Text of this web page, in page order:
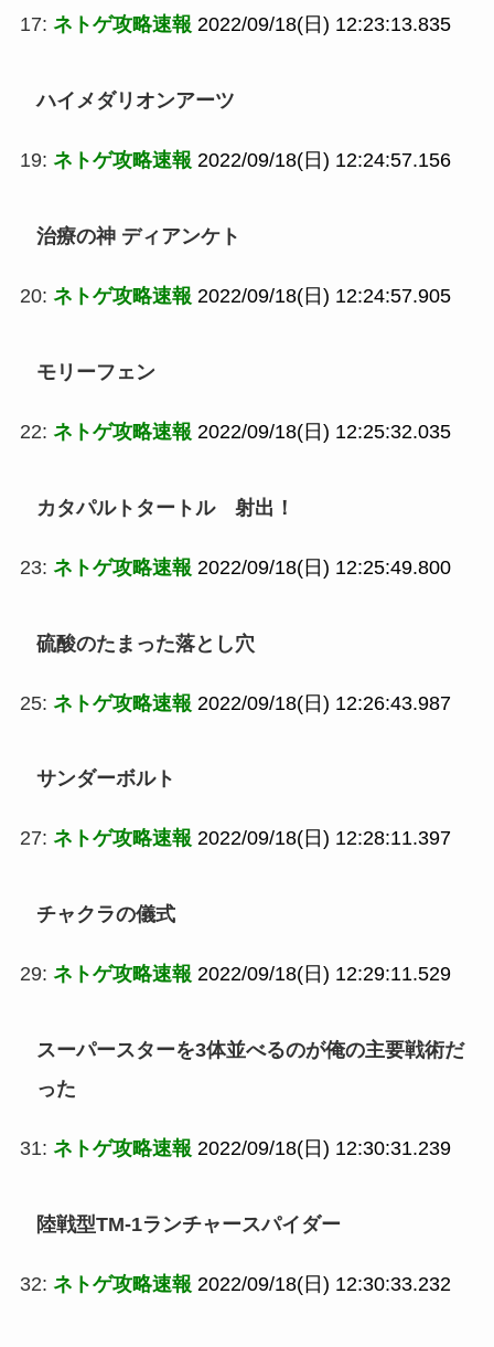
17: ネトゲ攻略速報 2022/09/18(日) 12:23:13.835
ハイメダリオンアーツ
19: ネトゲ攻略速報 2022/09/18(日) 12:24:57.156
治療の神 ディアンケト
20: ネトゲ攻略速報 2022/09/18(日) 12:24:57.905
モリーフェン
22: ネトゲ攻略速報 2022/09/18(日) 12:25:32.035
カタパルトタートル 射出！
23: ネトゲ攻略速報 2022/09/18(日) 12:25:49.800
硫酸のたまった落とし穴
25: ネトゲ攻略速報 2022/09/18(日) 12:26:43.987
サンダーボルト
27: ネトゲ攻略速報 2022/09/18(日) 12:28:11.397
チャクラの儀式
29: ネトゲ攻略速報 2022/09/18(日) 12:29:11.529
スーパースターを3体並べるのが俺の主要戦術だ
った
31: ネトゲ攻略速報 2022/09/18(日) 12:30:31.239
陸戦型TM-1ランチャースパイダー
32: ネトゲ攻略速報 2022/09/18(日) 12:30:33.232